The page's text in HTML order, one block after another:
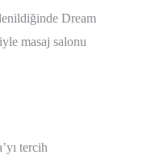
Dream
masaj salonu
tercih